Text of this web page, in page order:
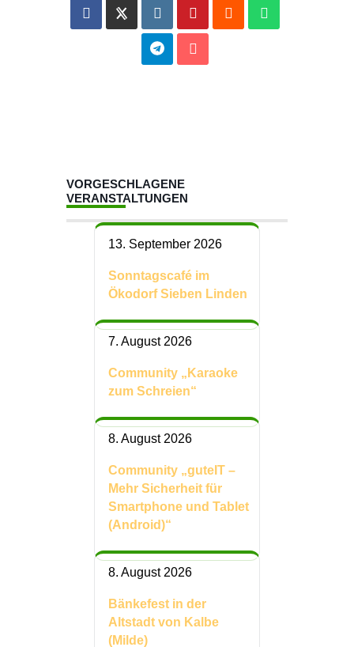
VORGESCHLAGENE
VERANSTALTUNGEN
13. September 2026
Sonntagscafé im
Ökodorf Sieben Linden
7. August 2026
Community „Karaoke
zum Schreien“
8. August 2026
Community „guteIT –
Mehr Sicherheit für
Smartphone und Tablet
(Android)“
8. August 2026
Bänkefest in der
Altstadt von Kalbe
(Milde)